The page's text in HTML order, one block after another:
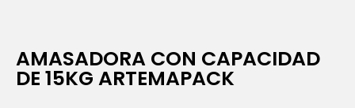
AMASADORA CON CAPACIDAD
DE 15KG ARTEMAPACK